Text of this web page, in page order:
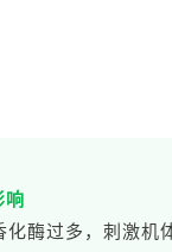
响
化酶过多，刺激机